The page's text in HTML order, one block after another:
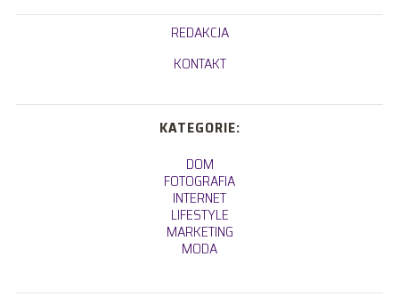
REDAKCJA
KONTAKT
KATEGORIE:
DOM
FOTOGRAFIA
INTERNET
LIFESTYLE
MARKETING
MODA